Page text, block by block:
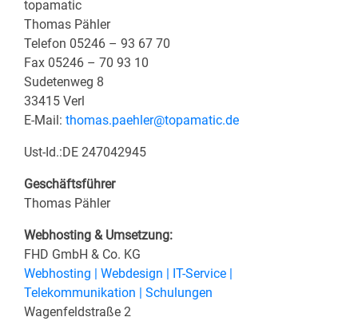
topamatic
Thomas Pähler
Telefon 05246 – 93 67 70
Fax 05246 – 70 93 10
Sudetenweg 8
33415 Verl
E-Mail: thomas.paehler@topamatic.de
Ust-Id.:DE 247042945
Geschäftsführer
Thomas Pähler
Webhosting & Umsetzung:
FHD GmbH & Co. KG
Webhosting | Webdesign | IT-Service |
Telekommunikation | Schulungen
Wagenfeldstraße 2